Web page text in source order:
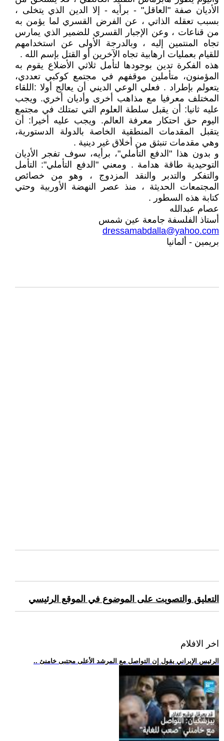
الأديان صفة "العاقل" - برأيه - إلا الدين الذي يتخلى ،
بسبب تعقله الذاتي ، عن الفرض القسري لما يؤمن به
من قناعات ، وعن الإجبار القسري للضمير الذي يمارس
تجاه المنتمين إليه ، وبالدرجة الأولى عن استخدامهم
للقيام بعمليات ارهابية تجاه الآخرين أو القتل بإسم الله .
هذه الفكرة تدين بوجودها لتأمل ثلاثي الأضلاع يقوم به
المؤمنون، متأملين موقفهم في مجتمع كوكبي تعددي،
يتعولم بإطراد . فعلي الوعي الديني أن يعالج أولا :اللقاء
المختلف معرفيا مع مذاهب أخرى وأديان أخري. ويجب
عليه ثانيا: أن يقبل سلطة العلوم التي تمتلك في مجتمع
اليوم حق احتكار معرفة العالم. ويجب عليه أخيرا: أن
يتقبل المقدمات المنطقية الخاصة بالدولة الدستورية،
وهي مقدمات تنبثق من أخلاق غير دينية .
و بدون هذا "الدفع التأملي"، برأيه، سوف تفجر الأديان
التوحيدية طاقة هدامة . ومعني "الدفع التأملي": التأمل
والتفكر والتدبر والنقد المزدوج ، وهو من خصائص
المجتمعات الحديثة ، منذ عصر النهضة الأوربية وحتي
كتابة هذه السطور .
عصام عبدالله
أستاذ الفلسفة جامعة عين شمس
dressamabdalla@yahoo.com
بريمين - ألمانيا
التعليق والتصويت على الموضوع في الموقع الرئيسي
اخر الافلام
.. الرئيس الإيراني يقول إن التواصل مع المرشد الأعلى مجتبى خامنئ